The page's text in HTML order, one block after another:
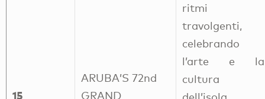
15
ARUBA’S 72nd
GRAND
ritmi
travolgenti,
celebrando
l’arte e la
cultura